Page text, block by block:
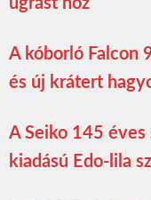
ugrást hoz
A kóborló Falcon
és új krátert
A Seiko 145
kiadású Edo-lila